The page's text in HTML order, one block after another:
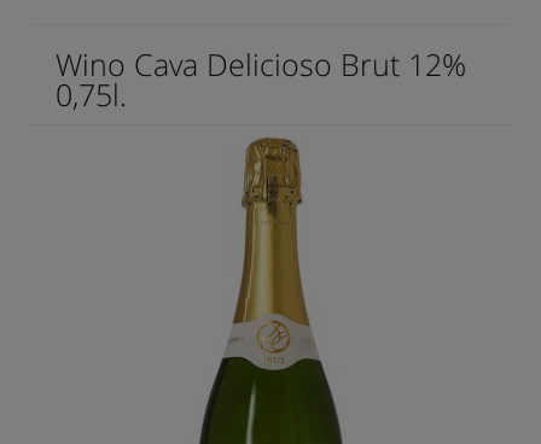
Wino Cava Delicioso Brut 12%
0,75l.